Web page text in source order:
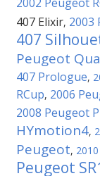
407 Elixir, 2003
407
Peugeot
407 Prologue,
RCup, 2006
2008 Peugeot
HYmotion4,
Peugeot,
Peugeot